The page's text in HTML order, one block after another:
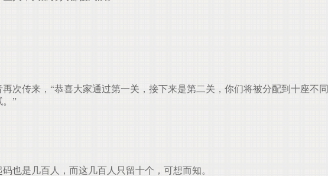
次传来，“恭喜大家通过第一关，接下来是第二关，你们将被分配到十座不
。”
也是几百人，而这几百人只留十个，可想而知。